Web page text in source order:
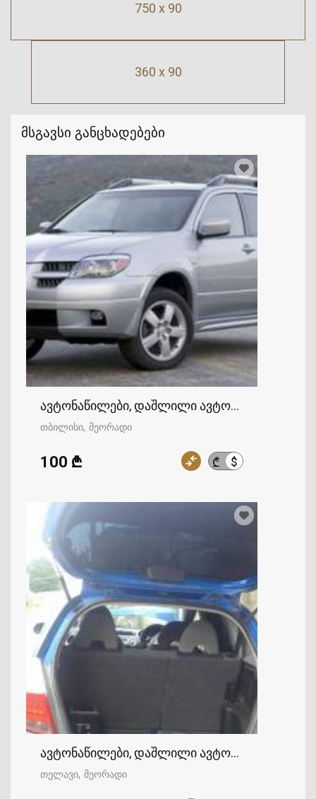
360 x 90
მსგავსი განცხადებები
ავტონაწილები, დაშლილი ავტომობილები
თბილისი მეორადი
₾ $
100 ₾
ავტონაწილები, დაშლილი ავტომობილები
თელავი მეორადი
750 x 90